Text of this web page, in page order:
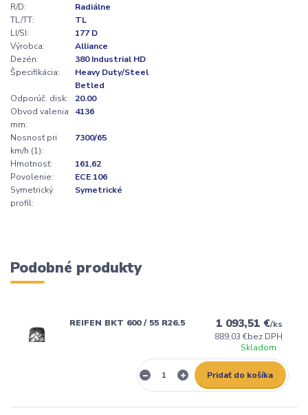
R/D:
Radiálne
TL/TT:
TL
LI/SI:
177 D
Výrobca:
Alliance
Dezén:
380 Industrial HD
Špecifikácia:
Heavy Duty/Steel
Betled
Odporúč. disk:
20.00
Obvod valenia
mm:
4136
Nosnosť pri
km/h (1):
7300/65
Hmotnosť:
161,62
Povolenie:
ECE 106
Symetrický
profil:
Symetrické
Podobné produkty
REIFEN BKT 600 / 55 R26.5 1 093,51 €/ks
889,03 €bez DPH
Skladom
Pridať do košíka